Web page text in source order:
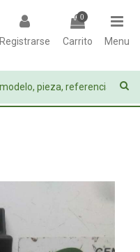
Registrarse
0
Carrito Menu